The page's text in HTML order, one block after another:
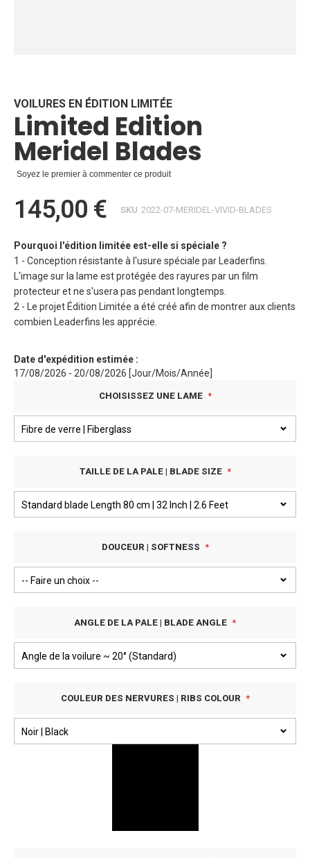
beginning
of
the
images
gallery
VOILURES EN ÉDITION LIMITÉE
Limited Edition
Meridel Blades
Soyez le premier à commenter ce produit
145,00 € SKU 2022-07-MERIDEL-VIVID-BLADES
Pourquoi l'édition limitée est-elle si spéciale ?
1 - Conception résistante à l'usure spéciale par Leaderfins.
L'image sur la lame est protégée des rayures par un film
protecteur et ne s'usera pas pendant longtemps.
2 - Le projet Édition Limitée a été créé afin de montrer aux clients
combien Leaderfins les apprécie.
Date d'expédition estimée :
17/08/2026 - 20/08/2026 [Jour/Mois/Année]
CHOISISSEZ UNE LAME
TAILLE DE LA PALE | BLADE SIZE
DOUCEUR | SOFTNESS
ANGLE DE LA PALE | BLADE ANGLE
COULEUR DES NERVURES | RIBS COLOUR